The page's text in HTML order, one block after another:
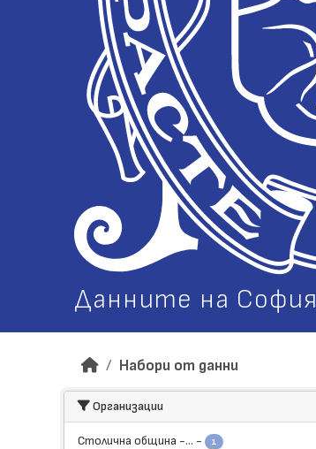
Данните на София
Набори от данни
Организации
Столична община -... - 1